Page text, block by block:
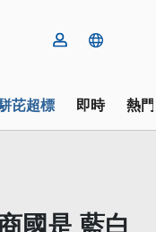
芘超標 即時 熱
國是 藍白